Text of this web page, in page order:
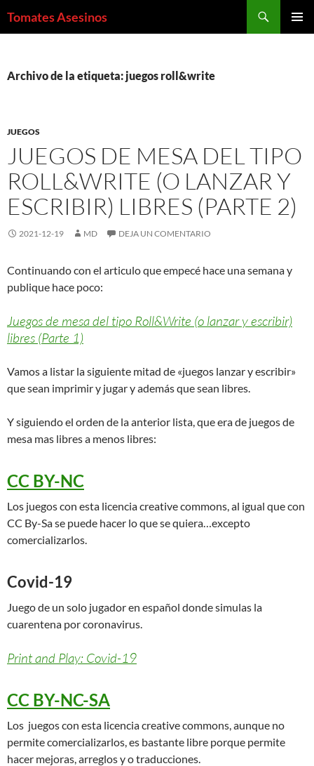
Tomates Asesinos
Archivo de la etiqueta: juegos roll&write
JUEGOS
JUEGOS DE MESA DEL TIPO
ROLL&WRITE (O LANZAR Y
ESCRIBIR) LIBRES (PARTE 2)
2021-12-19 MD DEJA UN COMENTARIO
Continuando con el articulo que empecé hace una semana y
publique hace poco:
Juegos de mesa del tipo Roll&Write (o lanzar y escribir)
libres (Parte 1)
Vamos a listar la siguiente mitad de «juegos lanzar y escribir»
que sean imprimir y jugar y además que sean libres.
Y siguiendo el orden de la anterior lista, que era de juegos de
mesa mas libres a menos libres:
CC BY-NC
Los juegos con esta licencia creative commons, al igual que con
CC By-Sa se puede hacer lo que se quiera…excepto
comercializarlos.
Covid-19
Juego de un solo jugador en español donde simulas la
cuarentena por coronavirus.
Print and Play: Covid-19
CC BY-NC-SA
Los juegos con esta licencia creative commons, aunque no
permite comercializarlos, es bastante libre porque permite
hacer mejoras, arreglos y o traducciones.